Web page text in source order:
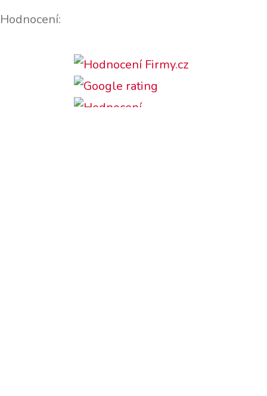
Hodnocení: